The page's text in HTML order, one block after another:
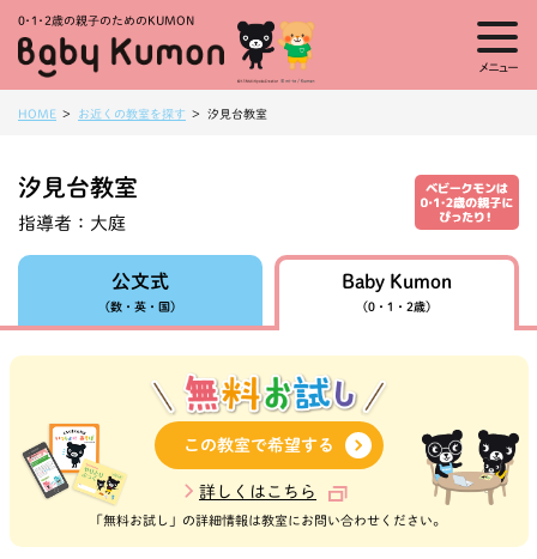
0・1・ 2歳の親子のためのKUMON
メニュー
HOME お近くの教室を探す 汐見台教室
汐見台教室
指導者： 大庭
公文式
（数・英・国）
Baby Kumon
（0・1・2歳）
この教室で希望する
詳しくはこちら
「無料お試し」の詳細情報は教室にお問い合わせください。